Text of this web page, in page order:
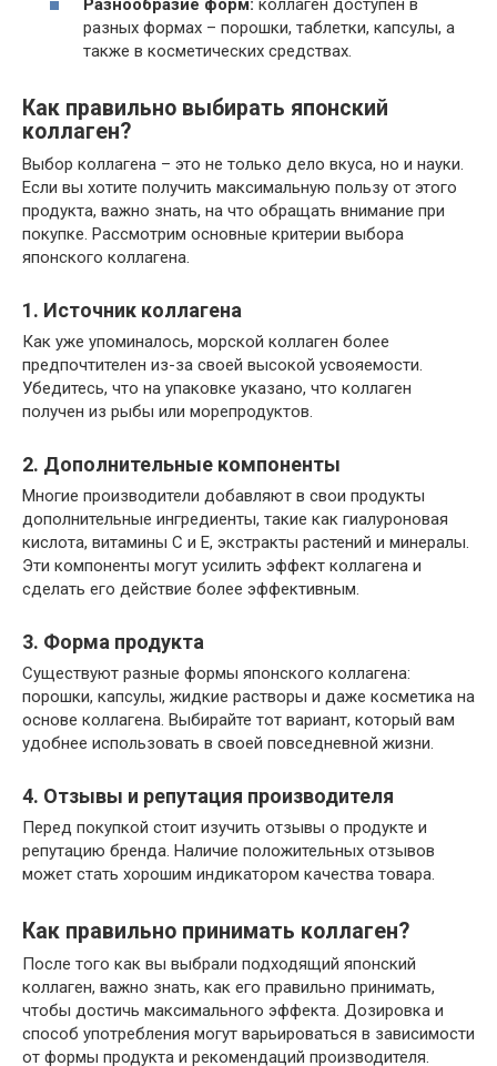
Разнообразие форм: коллаген доступен в
разных формах – порошки, таблетки, капсулы, а
также в косметических средствах.
Как правильно выбирать японский
коллаген?
Выбор коллагена – это не только дело вкуса, но и науки.
Если вы хотите получить максимальную пользу от этого
продукта, важно знать, на что обращать внимание при
покупке. Рассмотрим основные критерии выбора
японского коллагена.
1. Источник коллагена
Как уже упоминалось, морской коллаген более
предпочтителен из-за своей высокой усвояемости.
Убедитесь, что на упаковке указано, что коллаген
получен из рыбы или морепродуктов.
2. Дополнительные компоненты
Многие производители добавляют в свои продукты
дополнительные ингредиенты, такие как гиалуроновая
кислота, витамины С и Е, экстракты растений и минералы.
Эти компоненты могут усилить эффект коллагена и
сделать его действие более эффективным.
3. Форма продукта
Существуют разные формы японского коллагена:
порошки, капсулы, жидкие растворы и даже косметика на
основе коллагена. Выбирайте тот вариант, который вам
удобнее использовать в своей повседневной жизни.
4. Отзывы и репутация производителя
Перед покупкой стоит изучить отзывы о продукте и
репутацию бренда. Наличие положительных отзывов
может стать хорошим индикатором качества товара.
Как правильно принимать коллаген?
После того как вы выбрали подходящий японский
коллаген, важно знать, как его правильно принимать,
чтобы достичь максимального эффекта. Дозировка и
способ употребления могут варьироваться в зависимости
от формы продукта и рекомендаций производителя.